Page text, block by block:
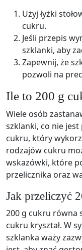
Użyj łyżki
cukru.
Jeśli przepis
szklanki, aby
Zapewnij, że
pozwoli na
Ile to 200 g
Wiele osób
szklanki, co nie
cukru, który
rodzajów cukru
wskazówki, które
przelicznika oraz
Jak przeliczyć
200 g cukru równa
cukru kryształ. W
szklanka waży